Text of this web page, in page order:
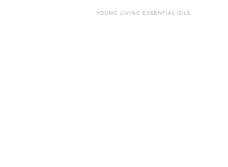
YOUNG LIVING ESSENTIAL OILS